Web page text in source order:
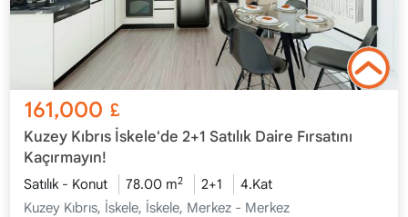
161,000 £
Kuzey Kıbrıs İskele'de 2+1 Satılık Daire Fırsatını
Kaçırmayın!
Satılık - Konut 78.00 m2 2+1
4.Kat
Kuzey Kıbrıs, İskele, İskele, Merkez - Merkez